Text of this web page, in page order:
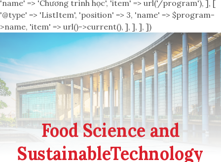
'name' => 'Chương trình học', 'item' => url('/program'), ], [
'@type' => 'ListItem', 'position' => 3, 'name' => $program-
>name, 'item' => url()->current(), ], ], ], ])
Food Science and
SustainableTechnology